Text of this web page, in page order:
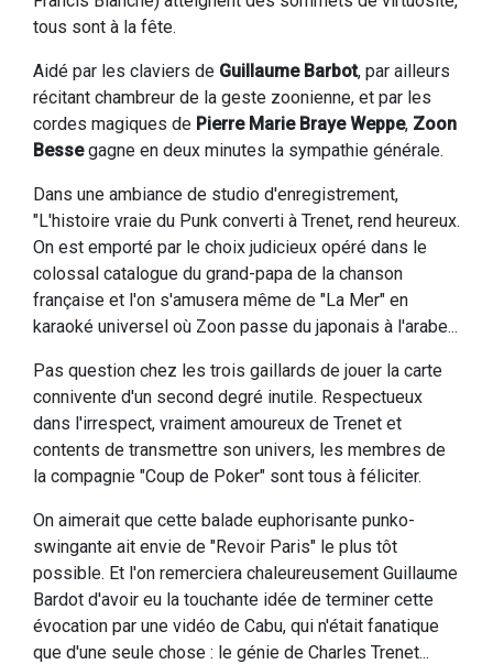
tous sont à la fête.
Aidé par les claviers de Guillaume Barbot, par ailleurs
récitant chambreur de la geste zoonienne, et par les
cordes magiques de Pierre Marie Braye Weppe, Zoon
Bessegagne en deux minutes la sympathie générale.
Dans une ambiance de studio d'enregistrement,
"L'histoire vraie du Punk converti à Trenet, rend heureux.
On est emporté par le choix judicieux opéré dans le
colossal catalogue du grand-papa de la chanson
française et l'on s'amusera même de "La Mer" en
karaoké universel où Zoon passe du japonais à l'arabe...
Pas question chez les trois gaillards de jouer la carte
connivente d'un second degré inutile. Respectueux
dans l'irrespect, vraiment amoureux de Trenet et
contents de transmettre son univers, les membres de
la compagnie "Coup de Poker" sont tous à féliciter.
On aimerait que cette balade euphorisante punko-
swingante ait envie de "Revoir Paris" le plus tôt
possible. Et l'on remerciera chaleureusement Guillaume
Bardot d'avoir eu la touchante idée de terminer cette
évocation par une vidéo de Cabu, qui n'était fanatique
que d'une seule chose : le génie de Charles Trenet...